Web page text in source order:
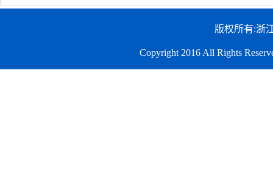
版权所有:浙
Copyright 2016 All Rights